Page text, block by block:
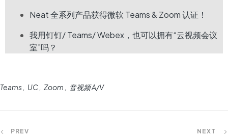
Neat 全系列产品获得微软 Teams & Zoom 认证！
我用钉钉/ Teams/ Webex，也可以拥有“云视频会议
室”吗？
Teams UC Zoom 音视频 A/V
PREV NEXT